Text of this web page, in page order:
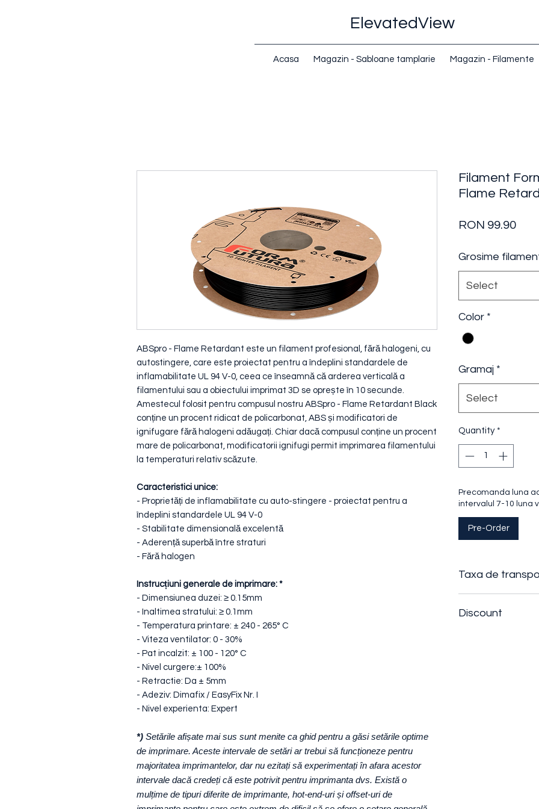
ElevatedView
Acasa Magazin - Sabloane tamplarie Magazin - Filamente
ABSpro - Flame Retardant este un filament profesional, fără halogeni, cu
autostingere, care este proiectat pentru a îndeplini standardele de
inflamabilitate UL 94 V-0, ceea ce înseamnă că arderea verticală a
filamentului sau a obiectului imprimat 3D se oprește în 10 secunde.
Amestecul folosit pentru compusul nostru ABSpro - Flame Retardant Black
conține un procent ridicat de policarbonat, ABS și modificatori de
ignifugare fără halogeni adăugați. Chiar dacă compusul conține un procent
mare de policarbonat, modificatorii ignifugi permit imprimarea filamentului
la temperaturi relativ scăzute.
Caracteristici unice:
- Proprietăți de inflamabilitate cu auto-stingere - proiectat pentru a
îndeplini standardele UL 94 V-0
- Stabilitate dimensională excelentă
- Aderență superbă între straturi
- Fără halogen
Instrucțiuni generale de imprimare: *
- Dimensiunea duzei: ≥ 0.15mm
- Inaltimea stratului: ≥ 0.1mm
- Temperatura printare: ± 240 - 265° C
- Viteza ventilator: 0 - 30%
- Pat incalzit: ± 100 - 120° C
- Nivel curgere:± 100%
- Retractie: Da ± 5mm
- Adeziv: Dimafix / EasyFix Nr. I
- Nivel experienta: Expert
*) Setările afișate mai sus sunt menite ca ghid pentru a găsi setările optime
de imprimare. Aceste intervale de setări ar trebui să funcționeze pentru
majoritatea imprimantelor, dar nu ezitați să experimentați în afara acestor
intervale dacă credeți că este potrivit pentru imprimanta dvs. Există o
mulțime de tipuri diferite de imprimante, hot-end-uri și offset-uri de
Filament
Flame
RON 99.90Price
Grosime
Select
Color *
Gramaj *
Select
Quantity *
Precomanda luna
intervalul 7-10 luna
Pre-Order
Taxa de
numarul de role
Discount